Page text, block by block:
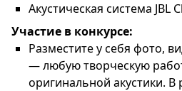
Акустическая система JBL
Участие в конкурсе:
Разместите у себя фото,
— любую творческую
оригинальной акустики. В